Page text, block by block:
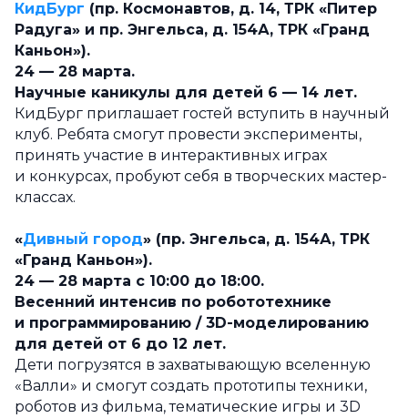
КидБург (пр. Космонавтов, д. 14, ТРК «Питер
Радуга» и пр. Энгельса, д. 154А, ТРК «Гранд
Каньон»).
24 — 28 марта.
Научные каникулы для детей 6 — 14 лет.
КидБург приглашает гостей вступить в научный
клуб. Ребята смогут провести эксперименты,
принять участие в интерактивных играх
и конкурсах, пробуют себя в творческих мастер-
классах.
«Дивный город» (пр. Энгельса, д. 154А, ТРК
«Гранд Каньон»).
24 — 28 марта с 10:00 до 18:00.
Весенний интенсив по робототехнике
и программированию / 3D-моделированию
для детей от 6 до 12 лет.
Дети погрузятся в захватывающую вселенную
«Валли» и смогут создать прототипы техники,
роботов из фильма, тематические игры и 3D